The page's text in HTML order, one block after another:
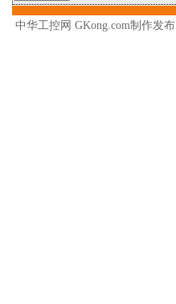
中华工控网 GKong.com制作发布